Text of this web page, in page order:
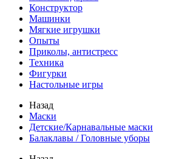
Конструктор
Машинки
Мягкие игрушки
Опыты
Приколы, антистресс
Техника
Фигурки
Настольные игры
Назад
Маски
Детские/Карнавальные маски
Балаклавы / Головные уборы